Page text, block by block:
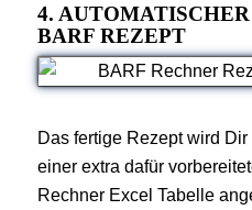
4.
BARF REZEPT
Das fertige Rezept wird
einer extra dafür
Rechner Excel Tabelle